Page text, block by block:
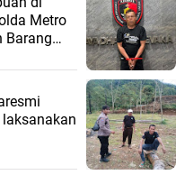
Metro
Barang